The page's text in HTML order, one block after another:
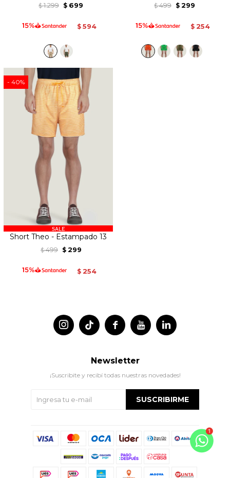
$ 1.299 $ 699
$ 594
$ 499 $ 299
$ 254
40
Short Theo - Estampado 13
$ 499 $ 299
$ 254
 
 
Newsletter
¡Suscribite y recibí todas nuestras novedades!
SUSCRIBIRME